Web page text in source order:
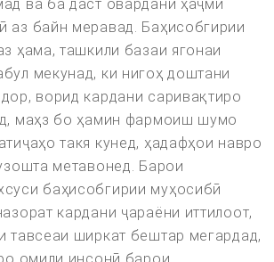
ва ба даст овардани ҳаҷми
аз байн меравад. Баҳисобгирии
ҳама, ташкили базаи ягонаи
мекунад, ки нигоҳ доштани
ворид кардани саривақтиро
маҳз бо ҳамин фармоиш шумо
такя кунед, ҳадафҳои навро
метавонед. Барои
баҳисобгирии муҳосибӣ
кардани ҷараёни иттилоот,
тавсеаи ширкат бештар мегардад,